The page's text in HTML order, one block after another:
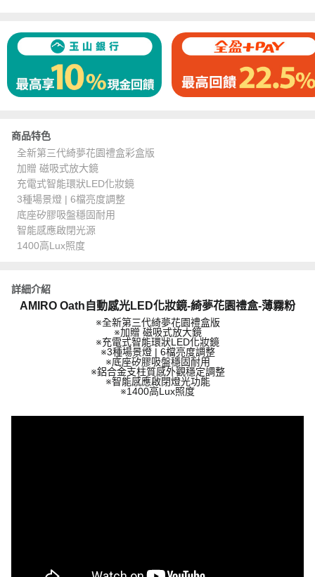
商品特色
全新第三代綺夢花園禮盒彩盒版
加贈 磁吸式放大鏡
充電式智能環狀LED化妝鏡
3種場景燈 | 6檔亮度調整
底座矽膠吸盤穩固耐用
智能感應啟閉光源
1400高Lux照度
詳細介紹
AMIRO Oath自動感光LED化妝鏡-綺夢花園禮盒-薄霧粉
※全新第三代綺夢花園禮盒版
※加贈 磁吸式放大鏡
※充電式智能環狀LED化妝鏡
※3種場景燈 | 6檔亮度調整
※底座矽膠吸盤穩固耐用
※鋁合金支柱質感外觀穩定調整
※智能感應啟閉燈光功能
※1400高Lux照度